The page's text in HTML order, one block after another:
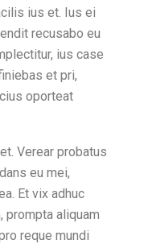
ius et. Ius ei
recusabo eu
ius case
et pri,
oporteat
Verear probatus
eu mei,
Et vix adhuc
prompta aliquam
reque mundi